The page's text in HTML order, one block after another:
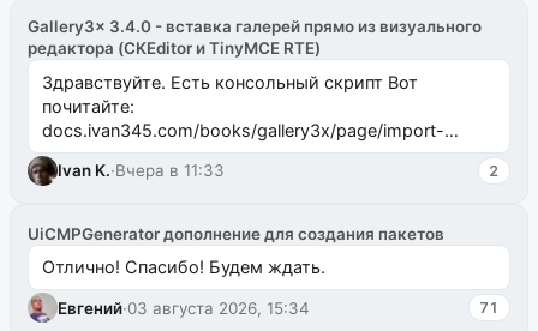
Gallery3x 3.4.0 - вставка галерей прямо из визуального
редактора (CKEditor и TinyMCE RTE)
Здравствуйте. Есть консольный скрипт Вот
почитайте:
docs.ivan345.com/books/gallery3x/page/import-
ms2galleryphp
Ivan K.·Вчера в 11:33 2
UiCMPGenerator дополнение для создания пакетов
Отлично! Спасибо! Будем ждать.
Евгений·03 августа 2026, 15:34 71